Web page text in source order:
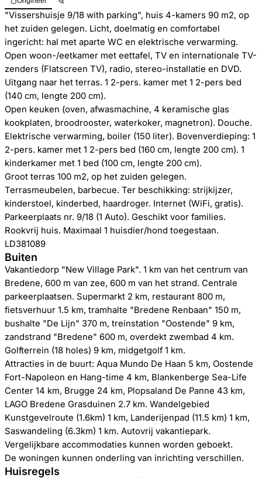
"Vissershuisje 9/18 with parking", huis 4-kamers 90 m2, op
het zuiden gelegen. Licht, doelmatig en comfortabel
ingericht: hal met aparte WC en elektrische verwarming.
Open woon-/eetkamer met eettafel, TV en internationale TV-
zenders (Flatscreen TV), radio, stereo-installatie en DVD.
Uitgang naar het terras. 1 2-pers. kamer met 1 2-pers bed
(140 cm, lengte 200 cm).
Open keuken (oven, afwasmachine, 4 keramische glas
kookplaten, broodrooster, waterkoker, magnetron). Douche.
Elektrische verwarming, boiler (150 liter). Bovenverdieping: 1
2-pers. kamer met 1 2-pers bed (160 cm, lengte 200 cm). 1
kinderkamer met 1 bed (100 cm, lengte 200 cm).
Groot terras 100 m2, op het zuiden gelegen.
Terrasmeubelen, barbecue. Ter beschikking: strijkijzer,
kinderstoel, kinderbed, haardroger. Internet (WiFi, gratis).
Parkeerplaats nr. 9/18 (1 Auto). Geschikt voor families.
Rookvrij huis. Maximaal 1 huisdier/hond toegestaan.
LD381089
Buiten
Vakantiedorp "New Village Park". 1 km van het centrum van
Bredene, 600 m van zee, 600 m van het strand. Centrale
parkeerplaatsen. Supermarkt 2 km, restaurant 800 m,
fietsverhuur 1.5 km, tramhalte "Bredene Renbaan" 150 m,
bushalte "De Lijn" 370 m, treinstation "Oostende" 9 km,
zandstrand "Bredene" 600 m, overdekt zwembad 4 km.
Golfterrein (18 holes) 9 km, midgetgolf 1 km.
Attracties in de buurt: Aqua Mundo De Haan 5 km, Oostende
Fort-Napoleon en Hang-time 4 km, Blankenberge Sea-Life
Center 14 km, Brugge 24 km, Plopsaland De Panne 43 km,
LAGO Bredene Grasduinen 2.7 km. Wandelgebied
Kunstgevelroute (1.6km) 1 km, Landerijenpad (11.5 km) 1 km,
Saswandeling (6.3km) 1 km. Autovrij vakantiepark.
Vergelijkbare accommodaties kunnen worden geboekt.
De woningen kunnen onderling van inrichting verschillen.
Huisregels